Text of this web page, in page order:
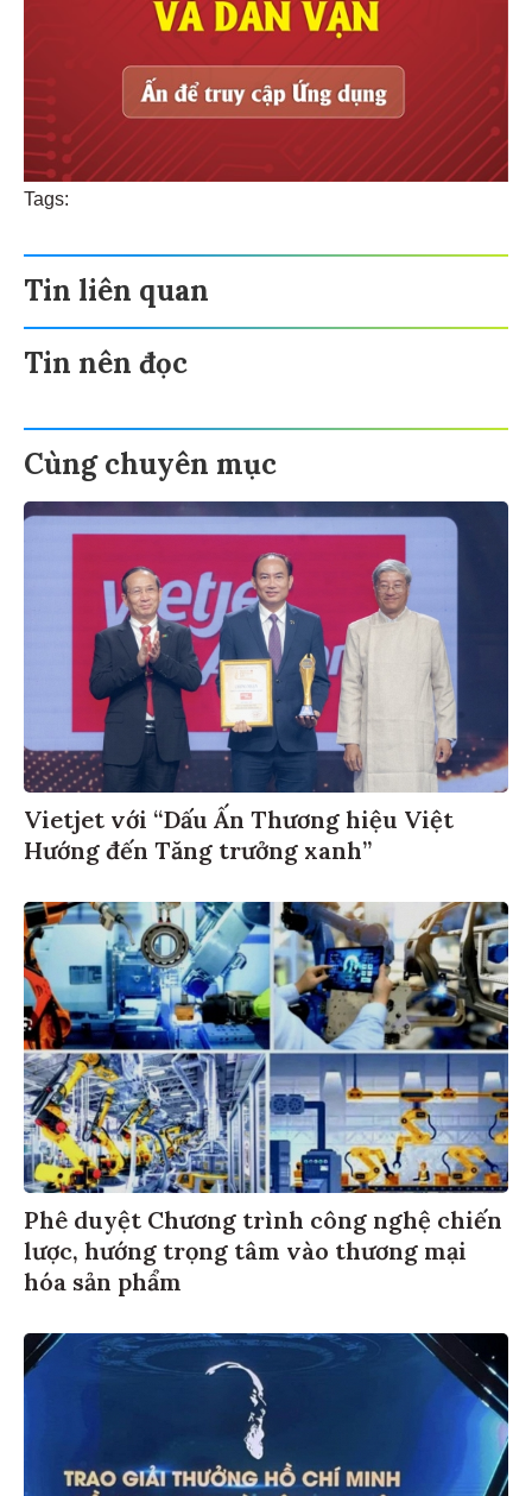
Tags:
Tin liên quan
Tin nên đọc
Cùng chuyên mục
Vietjet với “Dấu Ấn Thương hiệu Việt
Hướng đến Tăng trưởng xanh”
Phê duyệt Chương trình công nghệ chiến
lược, hướng trọng tâm vào thương mại
hóa sản phẩm